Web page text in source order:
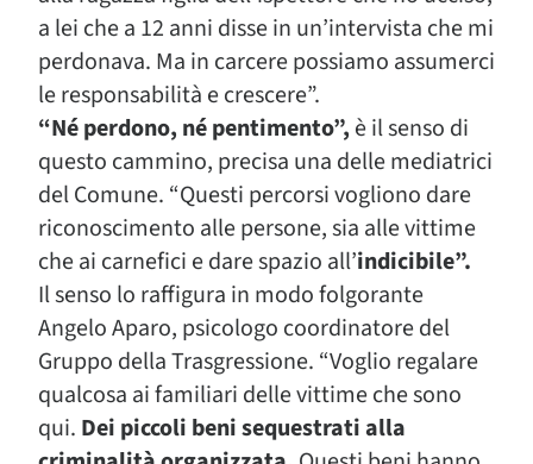
a lei che a 12 anni disse in un’intervista che mi
perdonava. Ma in carcere possiamo assumerci
le responsabilità e crescere”.
“Né perdono, né pentimento”, è il senso di
questo cammino, precisa una delle mediatrici
del Comune. “Questi percorsi vogliono dare
riconoscimento alle persone, sia alle vittime
che ai carnefici e dare spazio all’indicibile”.
Il senso lo raffigura in modo folgorante
Angelo Aparo, psicologo coordinatore del
Gruppo della Trasgressione. “Voglio regalare
qualcosa ai familiari delle vittime che sono
qui. Dei piccoli beni sequestrati alla